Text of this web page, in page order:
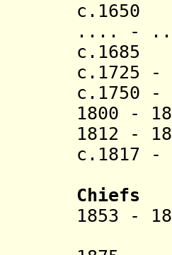
.... -
c.1725
1800
1812
(b.
Chiefs
(b.